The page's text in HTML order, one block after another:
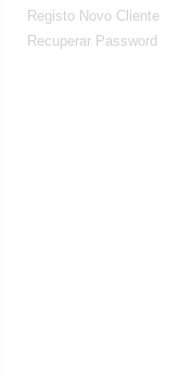
Registo Novo Cliente
Recuperar Password